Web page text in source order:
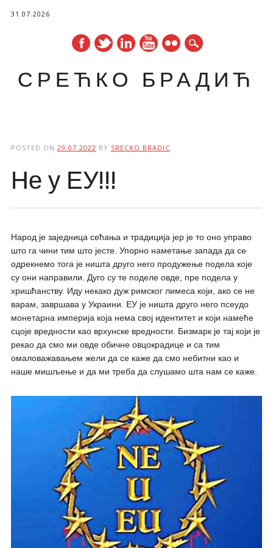
31.07.2026
СРЕЋКО БРАДИЋ
POSTED ON 29.07.2022 BY SRECKO BRADIC
Не у ЕУ!!!
Народ је заједница сећања и традиција јер је то оно управо
што га чини тим што јесте. Упорно наметање запада да се
одрекнемо тога је ништа друго него продужење подела које
су они направили. Дуго су те поделе овде, пре подела у
хришћанству. Иду некако дуж римског лимеса који, ако се не
варам, завршава у Украини. ЕУ је ништа друго него псеудо
монетарна империја која нема свој идентитет и који намеће
сцоје вредности као врхунске вредности. Бизмарк је тај који је
рекао да смо ми овде обичне овцокрадице и са тим
омаловажавањем жели да се каже да смо небитни као и
наше мишљење и да ми треба да слушамо шта нам се каже.